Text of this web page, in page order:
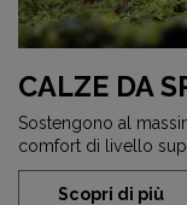
CALZE DA
Sostengono al
comfort di livello
Scopri di più